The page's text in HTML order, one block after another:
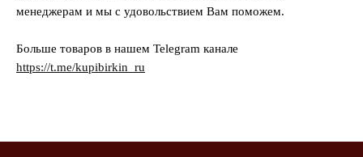
менеджерам и мы с удовольствием Вам поможем.
Больше товаров в нашем Telegram канале
https://t.me/kupibirkin_ru